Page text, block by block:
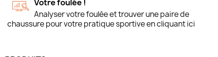
Votre foulée !
Analyser votre foulée et trouver une paire de
chaussure pour votre pratique sportive en cliquant ici